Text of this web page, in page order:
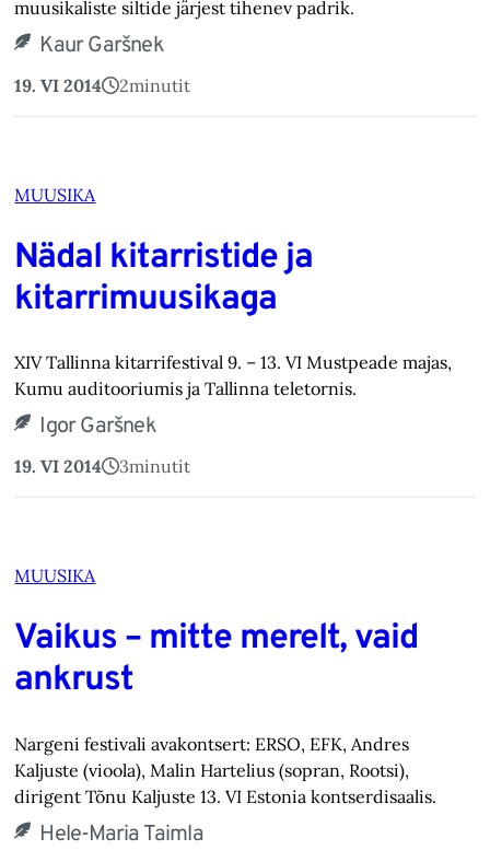
muusikaliste siltide järjest tihenev padrik.
Kaur Garšnek
19. VI 2014 2minutit
MUUSIKA
Nädal kitarristide ja
kitarrimuusikaga
XIV Tallinna kitarrifestival 9. – 13. VI Mustpeade majas,
Kumu auditooriumis ja Tallinna teletornis.
Igor Garšnek
19. VI 2014 3minutit
MUUSIKA
Vaikus – mitte merelt, vaid
ankrust
Nargeni festivali avakontsert: ERSO, EFK, Andres
Kaljuste (vioola), Malin Hartelius (sopran, Rootsi),
dirigent Tõnu Kaljuste 13. VI Estonia kontserdisaalis.
Hele-Maria Taimla